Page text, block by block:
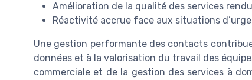
Amélioration de la qualité des services
Réactivité accrue face aux situations
Une gestion performante des contacts
données et à la valorisation du travail des
commerciale et de la gestion des services à